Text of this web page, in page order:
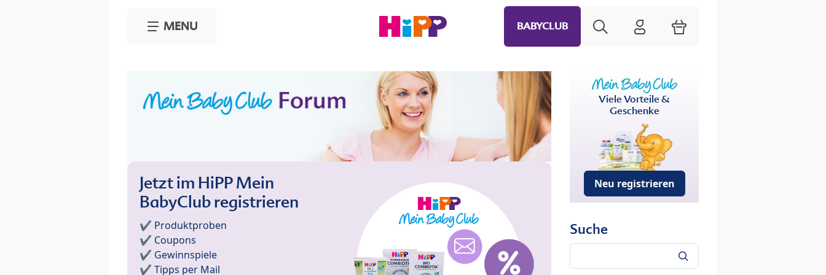
MENU BABYCLUB HiPP Mein Babyclub
Warenkorb
Jetzt im HiPP Mein
BabyClub registrieren
✔️ Produktproben
✔️ Coupons
✔️ Gewinnspiele
✔️ Tipps per Mail
Viele Vorteile &
Geschenke
Neu registrieren
Suche